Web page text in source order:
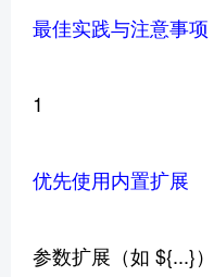
最佳实践与注意事项
1
优先使用内置扩展
参数扩展（如 ${...}